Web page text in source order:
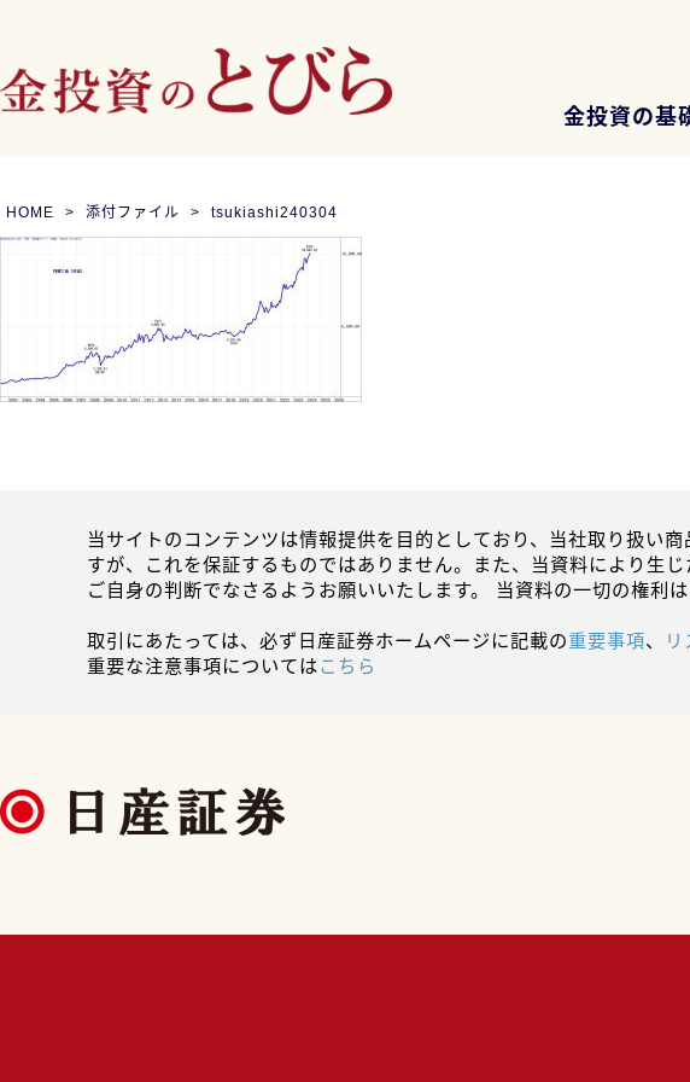
金投資の基
HOME 添付ファイル tsukiashi240304
当サイトのコンテンツは情報提供を目的としており、当社取り扱い
すが、これを保証するものではありません。また、当資料により生
ご自身の判断でなさるようお願いいたします。 当資料の一切の権利
取引にあたっては、必ず日産証券ホームページに記載の重要事項、 リ
重要な注意事項についてはこちら